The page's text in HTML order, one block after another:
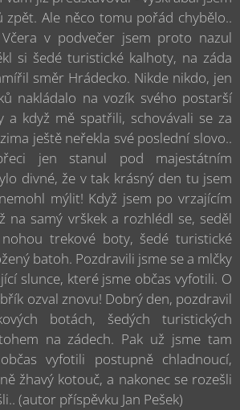
Ale něco tomu pořád chybělo..
v podvečer jsem proto nazul
si šedé turistické kalhoty, na záda
směr Hrádecko. Nikde nikdo, jen
nakládalo na vozík svého postarší
a když mě spatřili, schovávali se za
ještě neřekla své poslední slovo..
jen stanul pod majestátním
divné, že v tak krásný den tu jsem
mýlit! Když jsem po vrzajícím
na samý vrškek a rozhlédl se, seděl
trekové boty, šedé turistické
batoh. Pozdravili jsme se a mlčky
slunce, které jsme občas vyfotili. O
ozval znovu! Dobrý den, pozdravil
botách, šedých turistických
na zádech. Pak už jsme tam
vyfotili postupně chladnoucí,
žhavý kotouč, a nakonec se rozešli
(autor příspěvku Jan Pešek)